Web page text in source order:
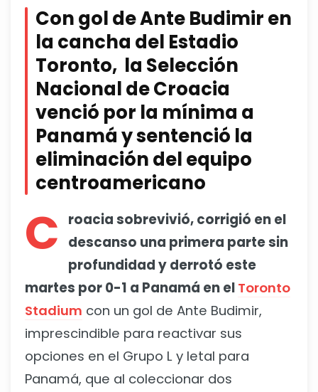
Con gol de Ante Budimir en
la cancha del Estadio
Toronto, la Selección
Nacional de Croacia
venció por la mínima a
Panamá y sentenció la
eliminación del equipo
centroamericano
C
roacia sobrevivió, corrigió en el
descanso una primera parte sin
profundidad y derrotó este
martes por 0-1 a Panamá en el Toronto
Stadium con un gol de Ante Budimir,
imprescindible para reactivar sus
opciones en el Grupo L y letal para
Panamá, que al coleccionar dos